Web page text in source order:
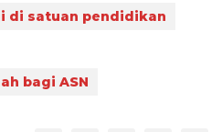
di satuan pendidikan
bagi ASN